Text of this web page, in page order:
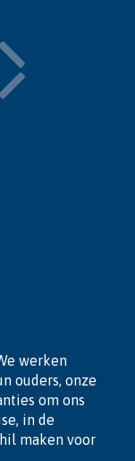
werken
ouders, onze
om ons
in de
maken voor